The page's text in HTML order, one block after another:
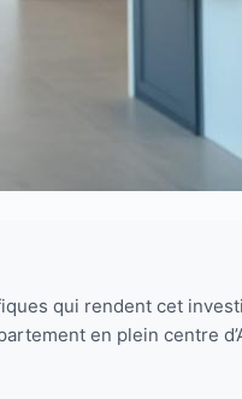
qui rendent cet
en plein centre